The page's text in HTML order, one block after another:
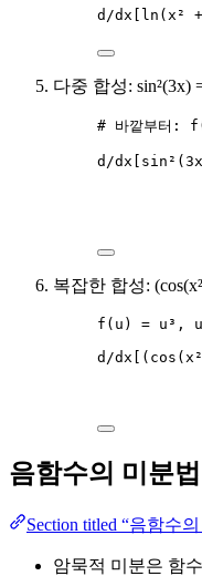
d/dx[ln(x²
다중 합성: sin²(3x)
# 바깥부터
d/
복잡한 합성:
f(u) = u³,
d/
음함수의 미분
Section titled “음함수
암묵적 미분은 함